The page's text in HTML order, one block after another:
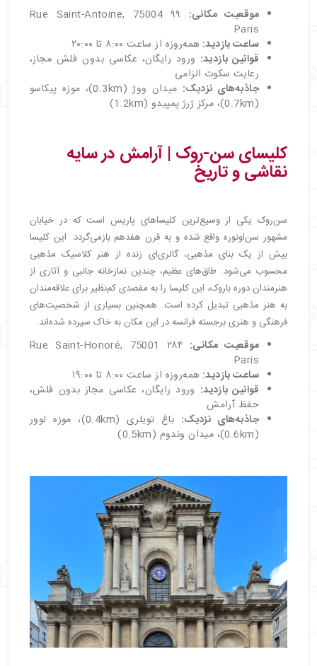
موقعیت مکانی:
۹۹ Rue Saint-Antoine, 75004
Paris
ساعت بازدید: همه‌روزه از ساعت ۸:۰۰ تا ۲۰:۰۰
قوانین بازدید: ورود رایگان، عکاسی بدون فلش مجاز،
رعایت سکوت الزامی
جاذبه‌های نزدیک:
میدان ووژ (0.3km)، موزه پیکاسو
(0.7km)، مرکز ژرژ پمپیدو (1.2km)
کلیسای سن-روک | آرامش در سایه
نقاشی و تاریخ
سن‌روک یکی از وسیع‌ترین کلیساهای پاریس است که در خیابان
مشهور سن‌اونوره واقع شده و به قرن هفدهم بازمی‌گردد. این کلیسا
بیش از یک بنای مذهبی، گالری‌ای زنده از هنر کلاسیک مذهبی
محسوب می‌شود. طاق‌های عظیم، چندین نمازخانه جانبی و آثاری از
هنرمندان دوره باروک، این کلیسا را به مقصدی کم‌نظیر برای علاقه‌مندان
به هنر مذهبی تبدیل کرده است. همچنین بسیاری از شخصیت‌های
فرهنگی و هنری برجسته فرانسه در این مکان به خاک سپرده شده‌اند.
موقعیت مکانی:
۲۸۴ Rue Saint-Honoré, 75001
Paris
ساعت بازدید: همه‌روزه از ساعت ۸:۰۰ تا ۱۹:۰۰
قوانین بازدید: ورود رایگان، عکاسی مجاز بدون فلش،
حفظ آرامش
جاذبه‌های نزدیک:
باغ تویلری (0.4km)، موزه لوور
(0.6km)، میدان وندوم (0.5km)